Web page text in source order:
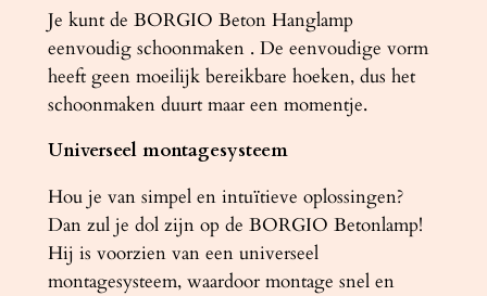
a
n
t
a
Je kunt de BORGIO Beton Hanglamp
eenvoudig schoonmaken . De eenvoudige vorm
heeft geen moeilijk bereikbare hoeken, dus het
schoonmaken duurt maar een momentje.
Universeel montagesysteem
Hou je van simpel en intuïtieve oplossingen?
Dan zul je dol zijn op de BORGIO Betonlamp!
Hij is voorzien van een universeel
montagesysteem, waardoor montage snel en